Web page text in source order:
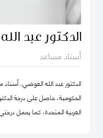
الدكتور عبد
أستاذ مساعد
الدكتور عبد الله العوضي،
الحكومية، حاصل على درجة
العربية المتحدة، كما يحمل